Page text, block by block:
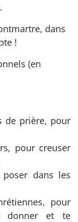
dans
!
(en
de prière, pour
pour creuser
dans les
pour
donner et te